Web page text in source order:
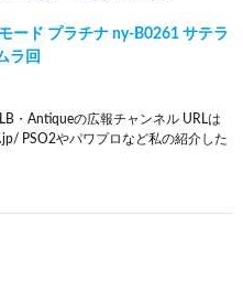
ード プラチナ ny-B0261 サテラ
ラ回
・Antiqueの広報チャンネル URLは
PSO2やパワプロなど私の紹介した